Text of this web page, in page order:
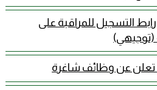
رابط التسجيل للمراقبة على
(توجيهي)